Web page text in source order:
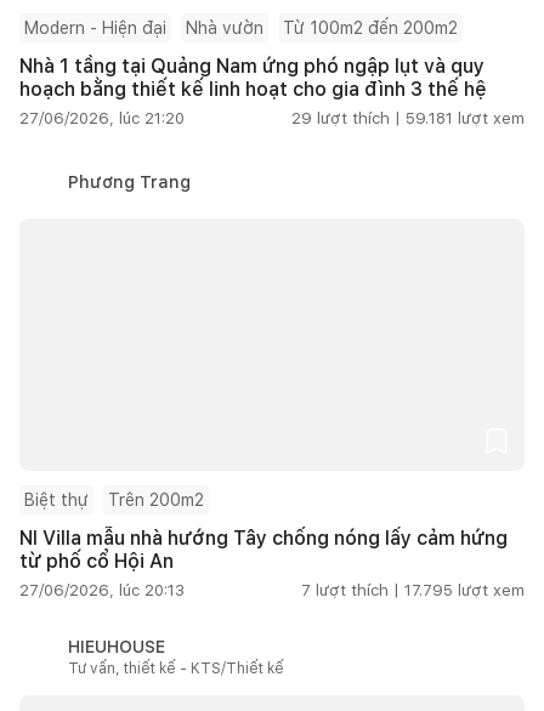
Modern - Hiện đại Nhà vườn Từ 100m2 đến 200m2
Nhà 1 tầng tại Quảng Nam ứng phó ngập lụt và quy
hoạch bằng thiết kế linh hoạt cho gia đình 3 thế hệ
27/06/2026, lúc 21:20 29 lượt thích | 59.181 lượt xem
Phương Trang
Biệt thự Trên 200m2
NI Villa mẫu nhà hướng Tây chống nóng lấy cảm hứng
từ phố cổ Hội An
27/06/2026, lúc 20:13 7 lượt thích | 17.795 lượt xem
HIEUHOUSE
Tư vấn, thiết kế - KTS/Thiết kế